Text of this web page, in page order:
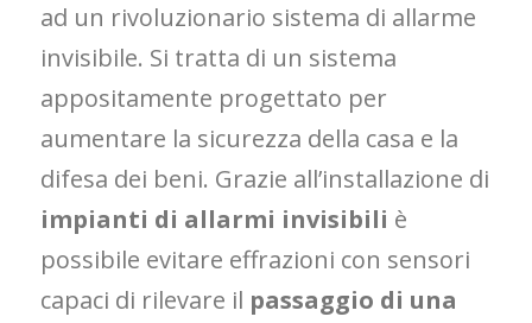
ad un rivoluzionario sistema di allarme
invisibile. Si tratta di un sistema
appositamente progettato per
aumentare la sicurezza della casa e la
difesa dei beni. Grazie all’installazione di
impianti di allarmi invisibili è
possibile evitare effrazioni con sensori
capaci di rilevare il passaggio di una